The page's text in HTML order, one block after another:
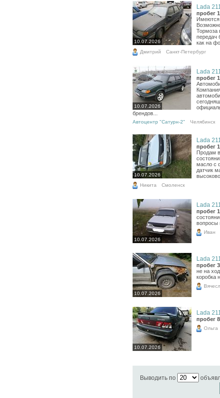
10.07.2026
Lada
пробег
Имеются
Тормоза
передач
как на
Дмитрий Санкт-Петербург
10.07.2026
Lada
пробег
брендов...
Автоцентр "Сатурн-2" Челябинск
10.07.2026
Lada
пробег
Продам
масло с
датчик
Никита Смоленск
10.07.2026
Lada
пробег
вопросы
Иван
10.07.2026
Lada
пробег
не на
коробка
10.07.2026
Lada
пробег
Ольга
Выводить по